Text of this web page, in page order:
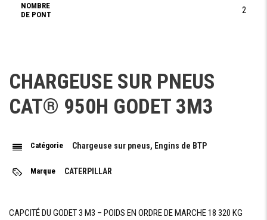
NOMBRE
DE PONT
2
SYSTÈME
TRACTION
ESSIEUX
CHARGEUSE SUR PNEUS
CAT® 950H GODET 3M3
Catégorie Chargeuse sur pneus, Engins de BTP
Marque CATERPILLAR
CAPCITÉ DU GODET 3 M3 – POIDS EN ORDRE DE MARCHE 18 320 KG